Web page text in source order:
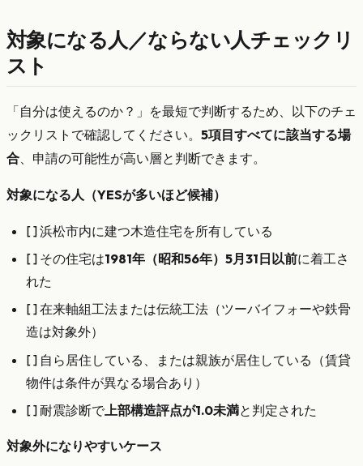
対象になる人／ならない人チェックリ
スト
「自分は使えるのか？」を最短で判断するため、以下のチェ
ックリストで確認してください。 5項目すべてに該当する場
合 、申請の可能性が高い層と判断できます。
対象になる人（YESが多いほど候補）
[ ] 浜松市内に建つ木造住宅を所有している
[ ] その住宅は1981年（昭和56年）5月31日以前に着工さ
れた
[ ] 在来軸組工法または伝統工法（ツーバイフォーや鉄骨
造は対象外）
[ ] 自ら居住している、または親族が居住している（賃貸
物件は条件が異なる場合あり）
[ ] 耐震診断で上部構造評点が1.0未満と判定された
対象外になりやすいケース